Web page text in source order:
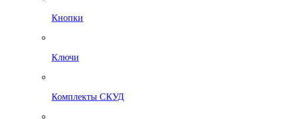
Кнопки
Ключи
Комплекты СКУД